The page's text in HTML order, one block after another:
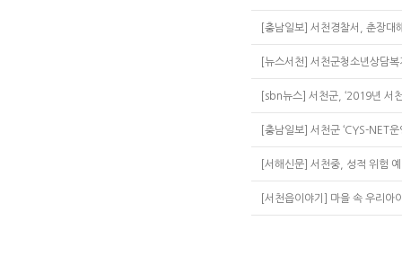
[충남일보] 서천경찰서, 춘장
[뉴스서천] 서천군청소년상담
[sbn뉴스] 서천군, ‘2019년 서
[충남일보] 서천군 ‘CYS-NET운
[서해신문] 서천중, 성적 위험
[서천읍이야기] 마을 속 우리아